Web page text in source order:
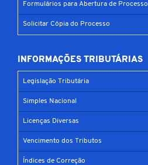
Formulários para Abertura de Processo
Solicitar Cópia do Processo
INFORMAÇÕES TRIBUTÁRIAS
Legislação Tributária
Simples Nacional
Licenças Diversas
Vencimento dos Tributos
Índices de Correção